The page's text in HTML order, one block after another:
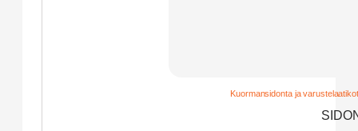
Kuormansidonta ja varustelaatikot